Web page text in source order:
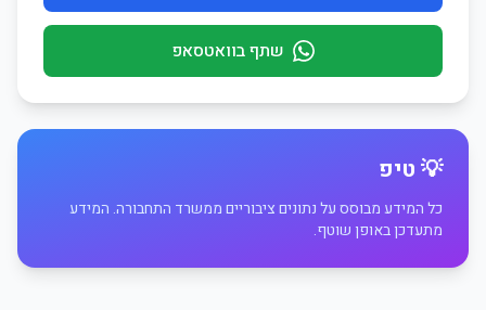
שתף בוואטסאפ
💡 טיפ
כל המידע מבוסס על נתונים ציבוריים ממשרד התחבורה. המידע
מתעדכן באופן שוטף.